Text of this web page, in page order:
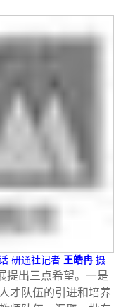
研通社记者 王皓冉 摄
提出三点希望。一是
才队伍的引进和培养